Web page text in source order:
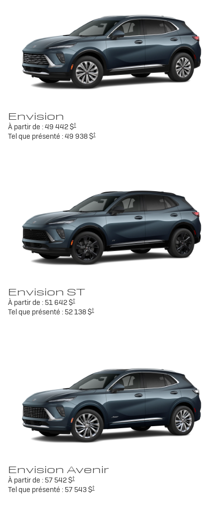
Envision
À partir de :49 442 $†
Tel que présenté :49 938 $†
Envision ST
À partir de :51 642 $†
Tel que présenté :52 138 $†
Envision Avenir
À partir de :57 542 $†
Tel que présenté :57 543 $†